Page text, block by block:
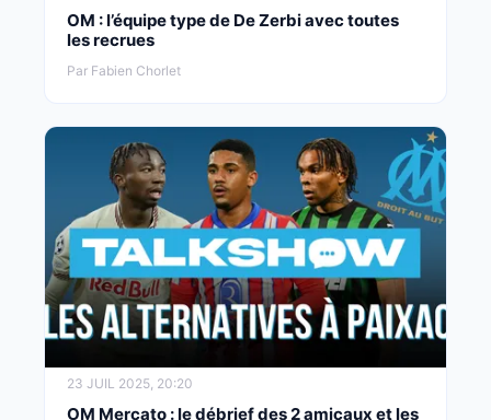
OM : l’équipe type de De Zerbi avec toutes
les recrues
Par Fabien Chorlet
23 JUIL 2025, 20:20
OM Mercato : le débrief des 2 amicaux et les